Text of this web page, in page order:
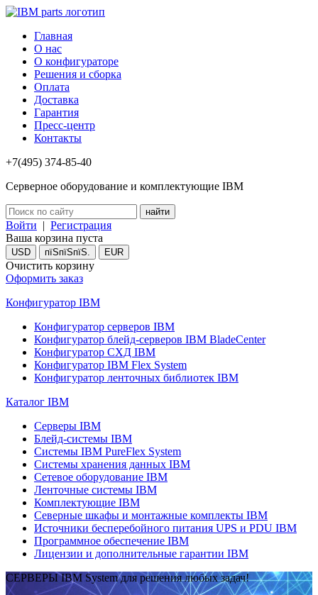
Главная
О нас
О конфигураторе
Решения и сборка
Оплата
Доставка
Гарантия
Пресс-центр
Контакты
+7(495) 374-85-40
Серверное оборудование и комплектующие IBM
Войти | Регистрация
Ваша корзина пуста
USD пїЅпїЅпїЅ. EUR
Очистить корзину
Оформить заказ
Конфигуратор IBM
Конфигуратор серверов IBM
Конфигуратор блейд-серверов IBM BladeCenter
Конфигуратор СХД IBM
Конфигуратор IBM Flex System
Конфигуратор ленточных библиотек IBM
Каталог IBM
Серверы IBM
Блейд-системы IBM
Системы IBM PureFlex System
Системы хранения данных IBM
Сетевое оборудование IBM
Ленточные системы IBM
Комплектующие IBM
Северные шкафы и монтажные комплекты IBM
Источники бесперебойного питания UPS и PDU IBM
Программное обеспечение IBM
Лицензии и дополнительные гарантии IBM
СЕРВЕРЫ IBM System для решения любых задач!